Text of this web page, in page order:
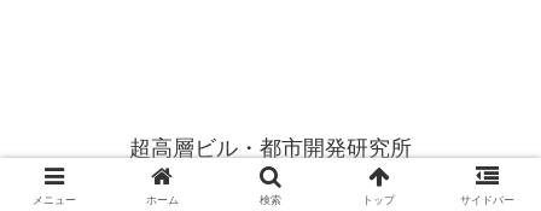
超高層ビル・都市開発研究所
© 2014 超高層ビル・都市開発研究所.
メニュー ホーム 検索 トップ サイドバー